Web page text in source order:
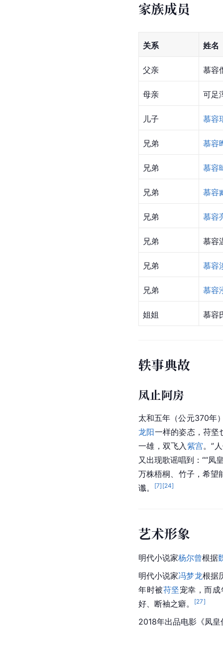
家族成员
关系 姓名
父亲 慕容
母亲 可足
儿子 慕容
兄弟 慕容
兄弟 慕容
兄弟 慕容
兄弟 慕容
兄弟 慕容
兄弟 慕容
兄弟 慕容
姐姐 慕容
轶事典故
凤止阿房
太和五年（公元370年
龙阳一样的姿态，苻坚
一雄，双飞入紫宫。”
又出现歌谣唱到：““凤
万株梧桐、竹子，希望
谶。
[7] [24]
艺术形象
明代小说家杨尔曾根据
明代小说家冯梦龙根据
年时被苻坚宠幸，而
好、断袖之癖。
[27]
2018年出品电影《凤皇